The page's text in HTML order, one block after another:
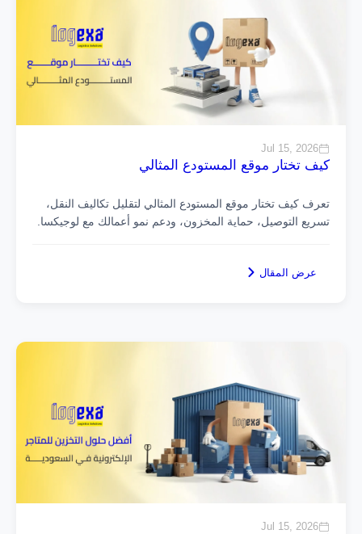
Jul 15, 2026
كيف تختار موقع المستودع المثالي
تعرف كيف تختار موقع المستودع المثالي لتقليل تكاليف النقل،
تسريع التوصيل، حماية المخزون، ودعم نمو أعمالك مع لوجيكسا.
عرض المقال
Jul 15, 2026